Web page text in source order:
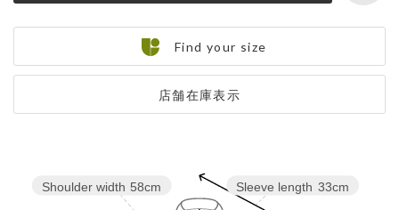
店舗在庫表示
Find your size
Sleeve length 33cm
Shoulder width 58cm